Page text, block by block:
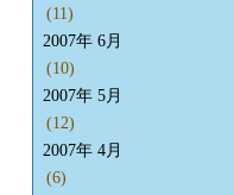
(11)
2007年 6月
(10)
2007年 5月
(12)
2007年 4月
(6)